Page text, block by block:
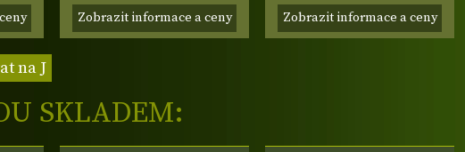
Zobrazit informace a ceny Zobrazit informace a ceny
na J
SKLADEM: